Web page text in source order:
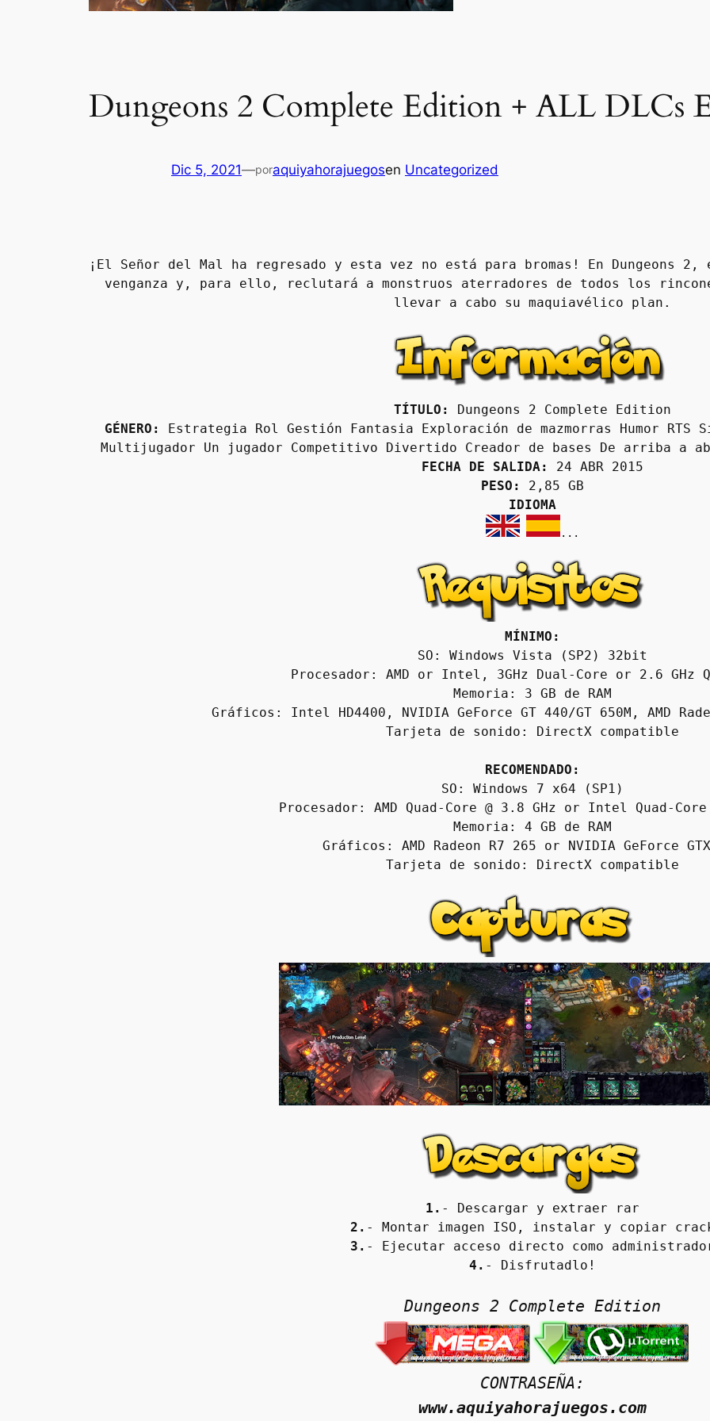
Dungeons 2 Complete Edition + ALL DLCs
Dic 5, 2021—poraquiyahorajuegosen Uncategorized
¡El Señor del Mal ha regresado y esta vez no está para bromas! En Dungeons
venganza y, para ello, reclutará a monstruos aterradores de todos los
llevar a cabo su maquiavélico plan.
TÍTULO:
Dungeons 2 Complete Edition
GÉNERO:
Estrategia Rol Gestión Fantasia Exploración de mazmorras Humor
Multijugador Un jugador Competitivo Divertido Creador de bases De arriba a
FECHA DE SALIDA:
24 ABR 2015
PESO:
2,85 GB
IDIOMA
...
MÍNIMO:
SO: Windows Vista (SP2) 32bit
Procesador: AMD or Intel, 3GHz Dual-Core or 2.6 GHz
Memoria: 3 GB de RAM
Gráficos: Intel HD4400, NVIDIA GeForce GT 440/GT 650M, AMD
Tarjeta de sonido: DirectX compatible
RECOMENDADO:
SO: Windows 7 x64 (SP1)
Procesador: AMD Quad-Core @ 3.8 GHz or Intel Quad-Core
Memoria: 4 GB de RAM
Gráficos: AMD Radeon R7 265 or NVIDIA GeForce
Tarjeta de sonido: DirectX compatible
1. - Descargar y extraer rar
2. - Montar imagen ISO, instalar y copiar
3. - Ejecutar acceso directo como
4. - Disfrutadlo!
Dungeons 2 Complete Edition
CONTRASEÑA:
www.aquiyahorajuegos.com